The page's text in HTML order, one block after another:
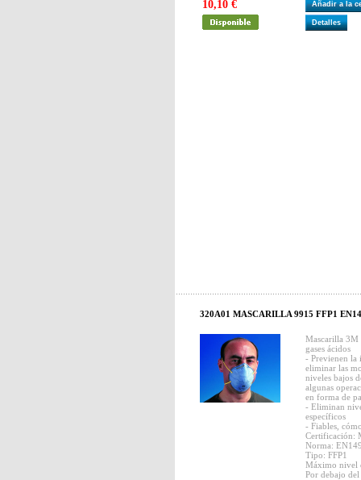
10,10 € Añadir a la
Detalles
320A01 MASCARILLA 9915 FFP1
Mascarilla 3M
gases ácidos
- Previenen la
eliminar las
niveles bajos
algunas
en forma de
- Eliminan
específicos
- Fiables,
Certificación:
Norma:
Tipo: FFP1
Máximo nivel
Por debajo del